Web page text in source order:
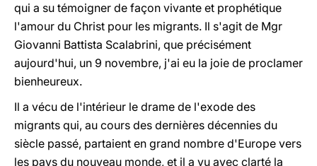
qui a su témoigner de façon vivante et prophétique
l'amour du Christ pour les migrants. Il s'agit de Mgr
Giovanni Battista Scalabrini, que précisément
aujourd'hui, un 9 novembre, j'ai eu la joie de proclamer
bienheureux.
Il a vécu de l'intérieur le drame de l'exode des
migrants qui, au cours des dernières décennies du
siècle passé, partaient en grand nombre d'Europe vers
les pays du nouveau monde, et il a vu avec clarté la